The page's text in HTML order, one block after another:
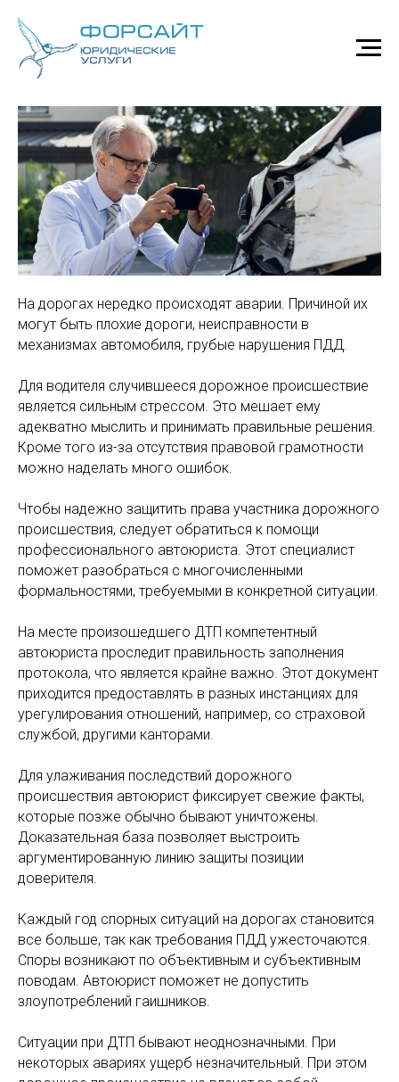
Услуги юриста по ДТП
На дорогах нередко происходят аварии. Причиной их
могут быть плохие дороги, неисправности в
механизмах автомобиля, грубые нарушения ПДД.
Для водителя случившееся дорожное происшествие
является сильным стрессом. Это мешает ему
адекватно мыслить и принимать правильные решения.
Кроме того из-за отсутствия правовой грамотности
можно наделать много ошибок.
Чтобы надежно защитить права участника дорожного
происшествия, следует обратиться к помощи
профессионального автоюриста. Этот специалист
поможет разобраться с многочисленными
формальностями, требуемыми в конкретной ситуации.
На месте произошедшего ДТП компетентный
автоюриста проследит правильность заполнения
протокола, что является крайне важно. Этот документ
приходится предоставлять в разных инстанциях для
урегулирования отношений, например, со страховой
службой, другими канторами.
Для улаживания последствий дорожного
происшествия автоюрист фиксирует свежие факты,
которые позже обычно бывают уничтожены.
Доказательная база позволяет выстроить
аргументированную линию защиты позиции
доверителя.
Каждый год спорных ситуаций на дорогах становится
все больше, так как требования ПДД ужесточаются.
Споры возникают по объективным и субъективным
поводам. Автоюрист поможет не допустить
злоупотреблений гаишников.
Ситуации при ДТП бывают неоднозначными. При
некоторых авариях ущерб незначительный. При этом